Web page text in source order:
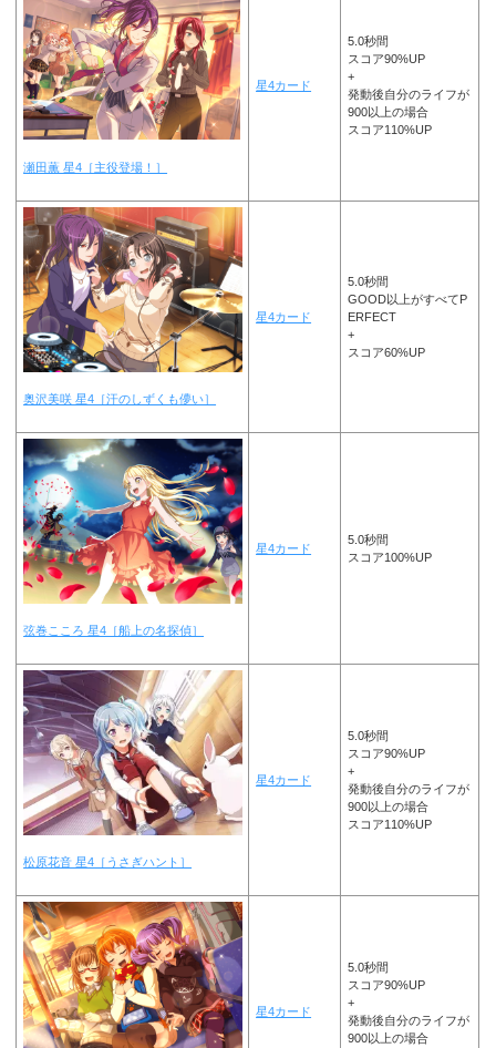
瀬田薫 星4［主役登場！］
星4カード
5.0秒間
スコア90%UP
+
発動後自分のライフが
900以上の場合
スコア110%UP
奥沢美咲 星4［汗のしずくも儚い］
星4カード
5.0秒間
GOOD以上がすべてP
ERFECT
+
スコア60%UP
弦巻こころ 星4［船上の名探偵］
星4カード
5.0秒間
スコア100%UP
松原花音 星4［うさぎハント］
星4カード
5.0秒間
スコア90%UP
+
発動後自分のライフが
900以上の場合
スコア110%UP
星4カード
5.0秒間
スコア90%UP
+
発動後自分のライフが
900以上の場合